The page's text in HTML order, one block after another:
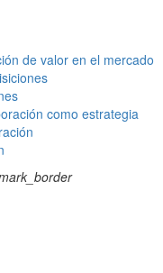
de valor en el mercado
como estrategia